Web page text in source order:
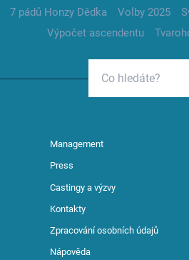
7 pádů Honzy Dědka Volby 2025
Výpočet ascendentu
Management
Press
Castingy a výzvy
Kontakty
Zpracování osobních údajů
Nápověda